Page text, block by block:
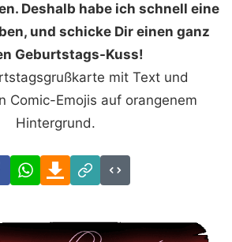
Deshalb habe ich schnell eine
und schicke Dir einen ganz
Geburtstags-Kuss!
mit Text und
Comic-Emojis auf orangenem
Hintergrund.
FacebookWhatsAppDownload
Link
Code